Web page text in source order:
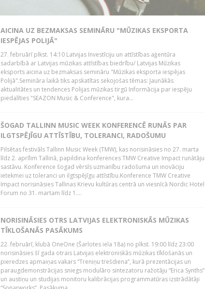
AICINA UZ BEZMAKSAS SEMINĀRU "MŪZIKAS EKSPORTA
IESPĒJAS POLIJĀ"
27. februārī plkst. 14:10 Latvijas Investīciju un attīstības aģentūra
sadarbībā ar Latvijas mūzikas attīstības biedrību/ Latvijas Mūzikas
eksports aicina uz bezmaksas semināru "Mūzikas eksporta iespējas
Polijā".Semināra laikā tiks apskatītas sekojošas tēmas: Jaunākās
aktualitātes un tendences Polijas mūzikas tirgū Informācija par iespēju
piedalīties "SEAZON Music & Conference", kura...
ŠOGAD TALLINN MUSIC WEEK KONFERENCĒ RUNĀS PAR
ILGTSPĒJĪGU ATTĪSTĪBU, TOLERANCI, RADOŠUMU
Pilsētas festivāls Tallinn Music Week (TMW), kas norisināsies no 27. marta
līdz 2. aprīlim Tallinā, papildina konferences TMW Creative Impact runātāju
sastāvu. Konference šogad vērsīs uzmanību radošuma un inovāciju
ietekmei uz toleranci un ilgtspējīgu attīstību.Konference TMW Creative
Impact norisināsies Tallinas Krievu kultūras centrā un viesnīcā Nordic Hotel
Forum no 31. martam līdz 1....
NORISINĀSIES OTRS LATVIJAS ELEKTRONISKĀS MŪZIKAS
TĪKLOŠANĀS PASĀKUMS
22. februārī, klubā OneOne (Šarlotes iela 18a) no plkst. 19:00 līdz 23:00
norisināsies šī gada otrais Latvijas elektroniskās mūzikas tīklošanās un
pieredzes apmaiņas vakars ‘’Treniņu trešdiena’’, kurā prezentācijas un
paraugdemonstrācijas sniegs modulāro sintezatoru ražotāju “Erica Synths”
un austiņu un studijas monitoru kalibrācijas programmatūras izstrādātāji